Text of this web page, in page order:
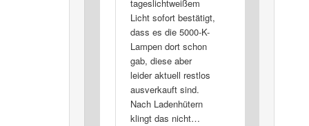
tageslichtweißem
Licht sofort bestätigt,
dass es die 5000-K-
Lampen dort schon
gab, diese aber
leider aktuell restlos
ausverkauft sind.
Nach Ladenhütern
klingt das nicht…